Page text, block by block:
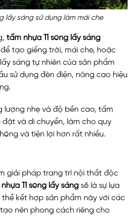
lấy sáng sử dụng làm mái che
tấm nhựa 11 sóng lấy sáng
tạo giếng trời, mái che, hoặc
sáng tự nhiên của sản phẩm
sử dụng đèn điện, nâng cao hiệu
lượng nhẹ và độ bền cao, tấm
và di chuyển, làm cho quy
và tiện lợi hơn rất nhiều.
giải pháp trang trí nội thất độc
11 sóng lấy sáng sẽ là sự lựa
kết hợp sản phẩm này với các
nên phong cách riêng cho